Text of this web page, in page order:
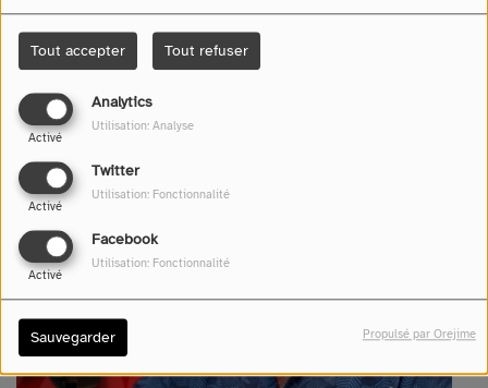
Tout accepter Tout refuser
Analytics
Activé
Utilisation: Analyse
Twitter
Activé
Utilisation: Fonctionnalité
Facebook
Activé
Utilisation: Fonctionnalité
Sauvegarder Propulsé par Orejime
Écouter le podcast